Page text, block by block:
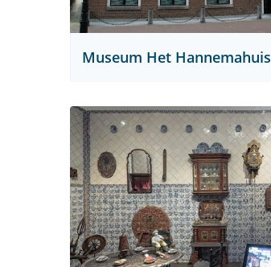
Museum Het Hannemahuis